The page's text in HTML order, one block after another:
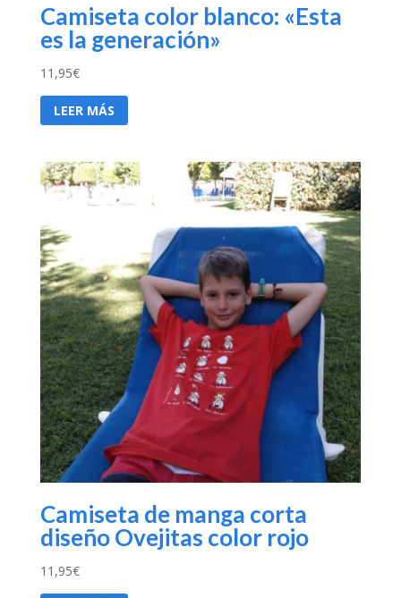
Camiseta color blanco: «Esta
es la generación»
11,95€
LEER MÁS
Camiseta de manga corta
diseño Ovejitas color rojo
11,95€